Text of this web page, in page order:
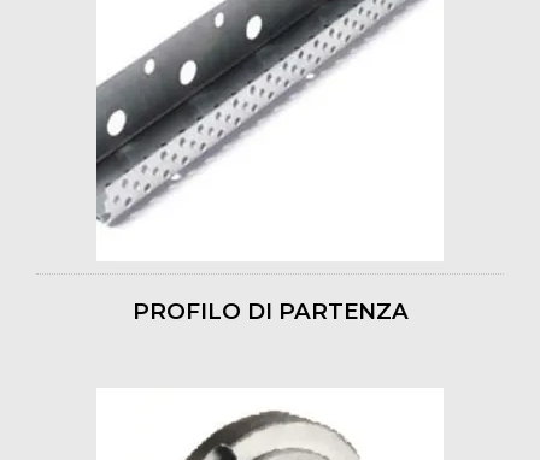
PROFILO DI PARTENZA